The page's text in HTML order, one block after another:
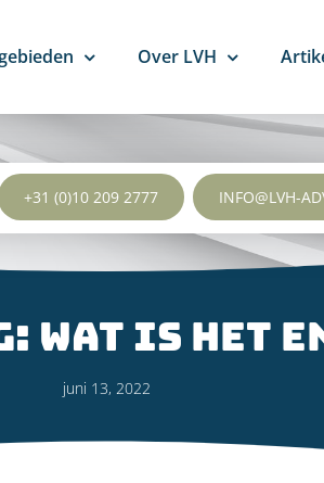
+31 (0)10 209 2777 INFO@LVH-
Over LVH
wat is het
juni 13, 2022